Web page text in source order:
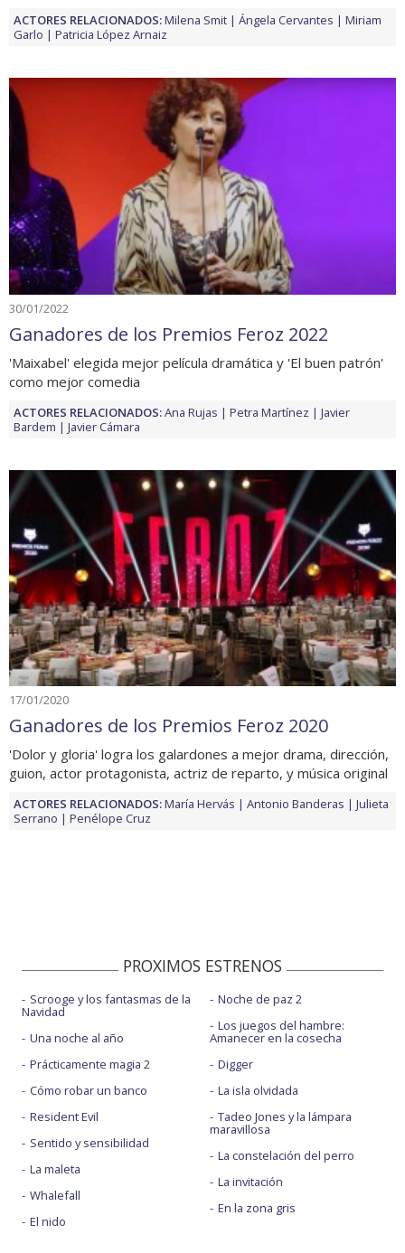
ACTORES RELACIONADOS:Milena Smit Ángela Cervantes
Miriam
Garlo
Patricia López Arnaiz
30/01/2022
Ganadores de los Premios Feroz 2022
'Maixabel' elegida mejor película dramática y 'El buen patrón'
como mejor comedia
ACTORES RELACIONADOS:Ana Rujas Petra Martínez
Javier
Bardem
Javier Cámara
17/01/2020
Ganadores de los Premios Feroz 2020
'Dolor y gloria' logra los galardones a mejor drama, dirección,
guion, actor protagonista, actriz de reparto, y música original
ACTORES RELACIONADOS:María Hervás Antonio Banderas
Julieta
Serrano
Penélope Cruz
PROXIMOS ESTRENOS
Scrooge y los fantasmas de la
Navidad
Una noche al año
Prácticamente magia 2
Cómo robar un banco
Resident Evil
Sentido y sensibilidad
La maleta
Whalefall
El nido
Noche de paz 2
Los juegos del hambre:
Amanecer en la cosecha
Digger
La isla olvidada
Tadeo Jones y la lámpara
maravillosa
La constelación del perro
La invitación
En la zona gris